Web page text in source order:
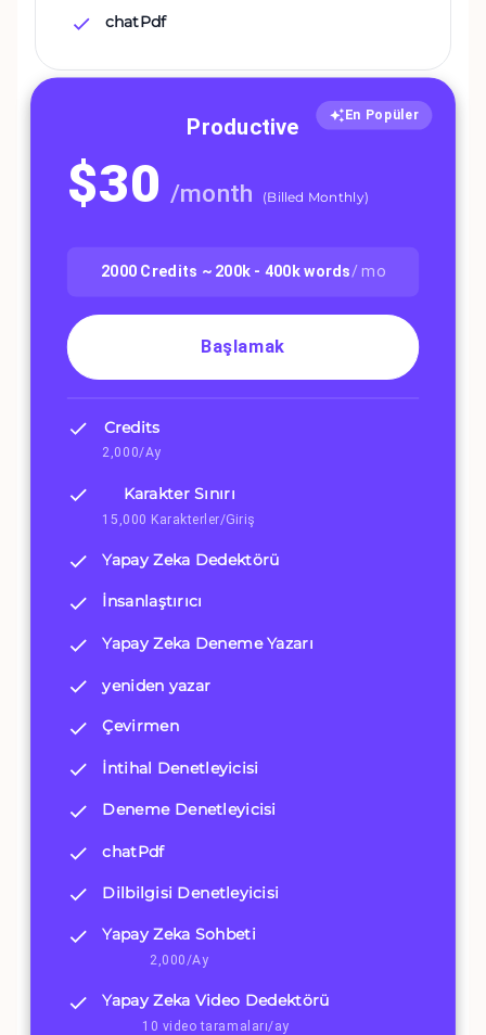
chatPdf
En Popüler
Productive
$30 /month (Billed Monthly)
2000 Credits ~ 200k - 400kwords/ mo
Başlamak
Credits
2,000/Ay
Karakter Sınırı
15,000 Karakterler/Giriş
Yapay Zeka Dedektörü
İnsanlaştırıcı
Yapay Zeka Deneme Yazarı
yeniden yazar
Çevirmen
İntihal Denetleyicisi
Deneme Denetleyicisi
chatPdf
Dilbilgisi Denetleyicisi
Yapay Zeka Sohbeti
2,000/Ay
Yapay Zeka Video Dedektörü
10 video taramaları/ay